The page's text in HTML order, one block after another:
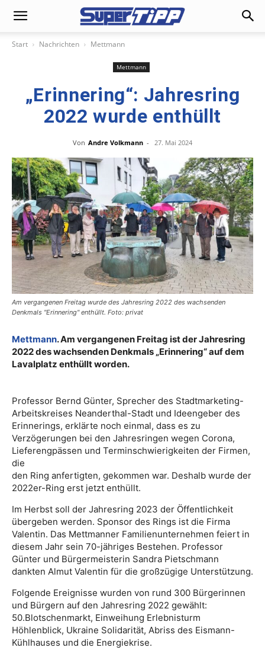
Start Nachrichten Mettmann
Mettmann
„Erinnering“: Jahresring
2022 wurde enthüllt
Von Andre Volkmann - 27. Mai 2024
Am vergangenen Freitag wurde des Jahresring 2022 des wachsenden
Denkmals "Erinnering" enthüllt. Foto: privat
Mettmann. Am vergangenen Freitag ist der Jahresring
2022 des wachsenden Denkmals „Erinnering“ auf dem
Lavalplatz enthüllt worden.
Professor Bernd Günter, Sprecher des Stadtmarketing-
Arbeitskreises Neanderthal-Stadt und Ideengeber des
Erinnerings, erklärte noch einmal, dass es zu
Verzögerungen bei den Jahresringen wegen Corona,
Lieferengpässen und Terminschwierigkeiten der Firmen,
die
den Ring anfertigten, gekommen war. Deshalb wurde der
2022er-Ring erst jetzt enthüllt.
Im Herbst soll der Jahresring 2023 der Öffentlichkeit
übergeben werden. Sponsor des Rings ist die Firma
Valentin. Das Mettmanner Familienunternehmen feiert in
diesem Jahr sein 70-jähriges Bestehen. Professor
Günter und Bürgermeisterin Sandra Pietschmann
dankten Almut Valentin für die großzügige Unterstützung.
Folgende Ereignisse wurden von rund 300 Bürgerinnen
und Bürgern auf den Jahresring 2022 gewählt:
50.Blotschenmarkt, Einweihung Erlebnisturm
Höhlenblick, Ukraine Solidarität, Abriss des Eismann-
Kühlhauses und die Energiekrise.